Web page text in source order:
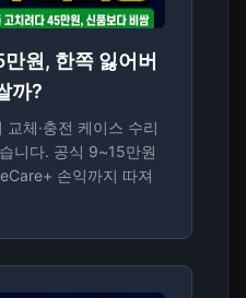
원, 한쪽 잃어버
까?
교체·충전 케이스 수리
니다. 공식 9~15만원
손익까지 따져